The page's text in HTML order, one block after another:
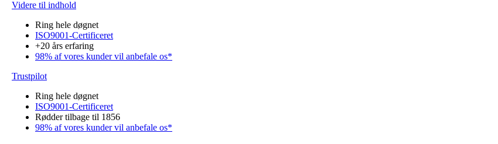
Videre til indhold
Ring hele døgnet
ISO9001-Certificeret
+20 års erfaring
98% af vores kunder vil anbefale os*
Trustpilot
Ring hele døgnet
ISO9001-Certificeret
Rødder tilbage til 1856
98% af vores kunder vil anbefale os*